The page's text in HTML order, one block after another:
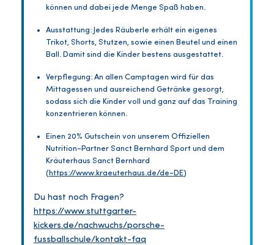
können und dabei jede Menge Spaß haben.
Ausstattung: Jedes Räuberle erhält ein eigenes
Trikot, Shorts, Stutzen, sowie einen Beutel und einen
Ball. Damit sind die Kinder bestens ausgestattet.
Verpflegung: An allen Camptagen wird für das
Mittagessen und ausreichend Getränke gesorgt,
sodass sich die Kinder voll und ganz auf das Training
konzentrieren können.
Einen 20% Gutschein von unserem Offiziellen
Nutrition-Partner Sanct Bernhard Sport und dem
Kräuterhaus Sanct Bernhard
(https://www.kraeuterhaus.de/de-DE)
Du hast noch Fragen?
https://www.stuttgarter-
kickers.de/nachwuchs/porsche-
fussballschule/kontakt-faq